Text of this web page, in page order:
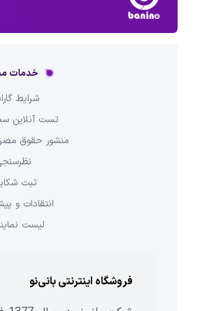
خدمات
شرایط
تست آنلاین
منشور حقوق
ثبت
انتقادات و
لیست
فروشگاه اینترنتی بانی‌نو